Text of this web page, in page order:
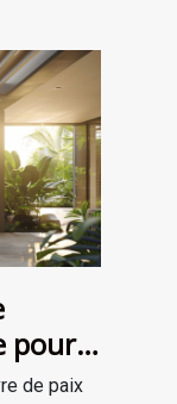
pour
de paix